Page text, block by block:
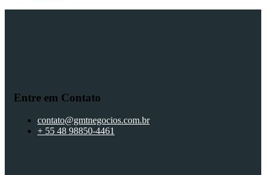
Entre em Contato
contato@gmtnegocios.com.br
+ 55 48 98850-4461